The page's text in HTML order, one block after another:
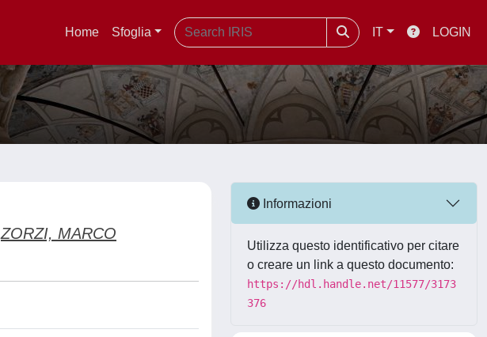
Home Sfoglia IT LOGIN
ZORZI, MARCO
Informazioni
Utilizza questo identificativo per citare
o creare un link a questo documento:
https://hdl.handle.net/11577/3173
376